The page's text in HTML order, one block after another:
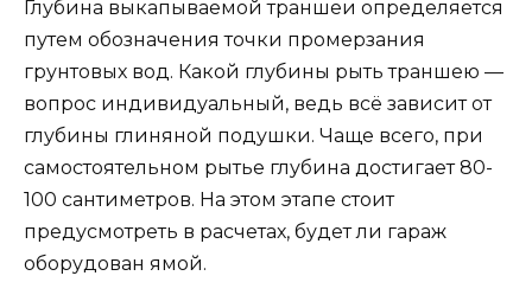
Глубина выкапываемой траншеи определяется
путем обозначения точки промерзания
грунтовых вод. Какой глубины рыть траншею —
вопрос индивидуальный, ведь всё зависит от
глубины глиняной подушки. Чаще всего, при
самостоятельном рытье глубина достигает 80-
100 сантиметров. На этом этапе стоит
предусмотреть в расчетах, будет ли гараж
оборудован ямой.